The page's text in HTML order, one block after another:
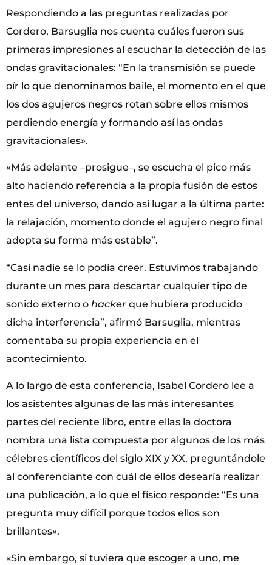
Respondiendo a las preguntas realizadas por
Cordero, Barsuglia nos cuenta cuáles fueron sus
primeras impresiones al escuchar la detección de las
ondas gravitacionales: “En la transmisión se puede
oír lo que denominamos baile, el momento en el que
los dos agujeros negros rotan sobre ellos mismos
perdiendo energía y formando así las ondas
gravitacionales».
«Más adelante –prosigue–, se escucha el pico más
alto haciendo referencia a la propia fusión de estos
entes del universo, dando así lugar a la última parte:
la relajación, momento donde el agujero negro final
adopta su forma más estable”.
“Casi nadie se lo podía creer. Estuvimos trabajando
durante un mes para descartar cualquier tipo de
sonido externo o hacker que hubiera producido
dicha interferencia”, afirmó Barsuglia, mientras
comentaba su propia experiencia en el
acontecimiento.
A lo largo de esta conferencia, Isabel Cordero lee a
los asistentes algunas de las más interesantes
partes del reciente libro, entre ellas la doctora
nombra una lista compuesta por algunos de los más
célebres científicos del siglo XIX y XX, preguntándole
al conferenciante con cuál de ellos desearía realizar
una publicación, a lo que el físico responde: “Es una
pregunta muy difícil porque todos ellos son
brillantes».
«Sin embargo, si tuviera que escoger a uno, me